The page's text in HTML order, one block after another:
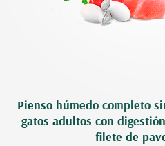
Pienso húmedo completo
gatos adultos con
filete de